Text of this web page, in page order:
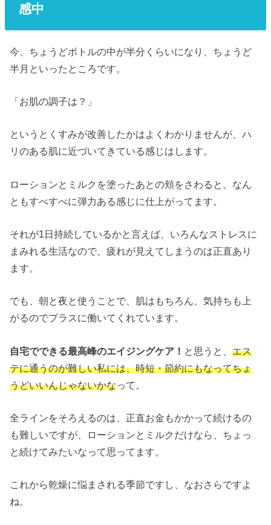
感中
今、ちょうどボトルの中が半分くらいになり、ちょうど
半月といったところです。
「お肌の調子は？」
というとくすみが改善したかはよくわかりませんが、ハ
リのある肌に近づいてきている感じはします。
ローションとミルクを塗ったあとの頬をさわると、なん
ともすべすべに弾力ある感じに仕上がってます。
それが1日持続しているかと言えば、いろんなストレスに
まみれる生活なので、疲れが見えてしまうのは正直あり
ます。
でも、朝と夜と使うことで、肌はもちろん、気持ちも上
がるのでプラスに働いてくれています。
自宅でできる最高峰のエイジングケア！ と思うと、エス
テに通うのが難しい私には、時短・節約にもなってちょ
うどいいんじゃないかなって。
全ラインをそろえるのは、正直お金もかかって続けるの
も難しいですが、ローションとミルクだけなら、ちょっ
と続けてみたいなって思ってます。
これから乾燥に悩まされる季節ですし、なおさらですよ
ね。